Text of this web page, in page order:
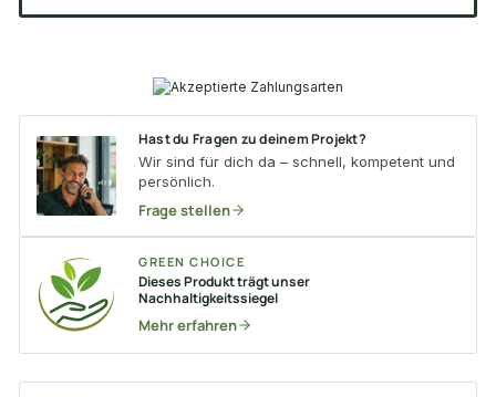
Hast du Fragen zu deinem Projekt?
Wir sind für dich da – schnell, kompetent und
persönlich.
Frage stellen
GREEN CHOICE
Dieses Produkt trägt unser
Nachhaltigkeitssiegel
Mehr erfahren